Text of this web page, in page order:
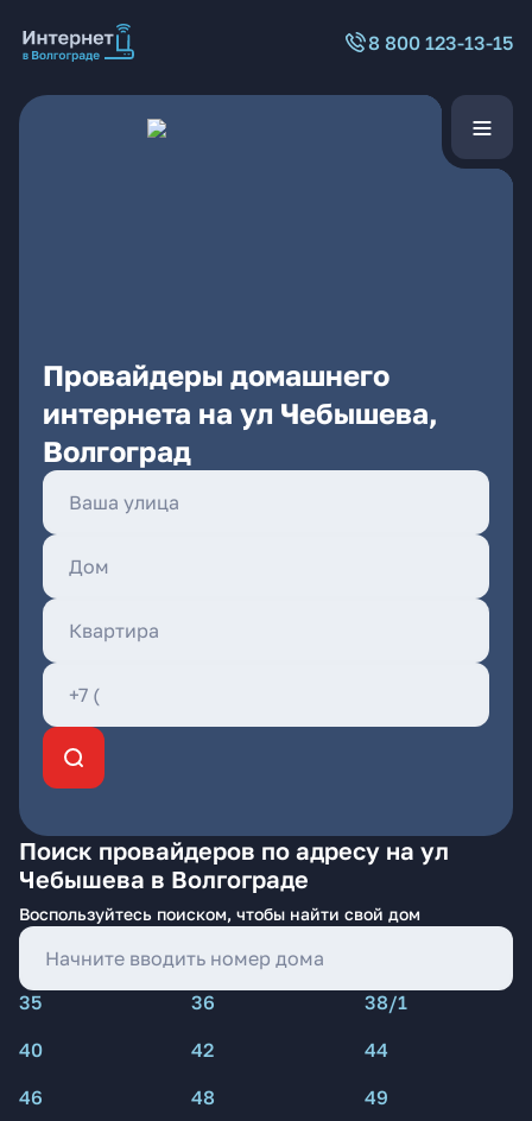
8 800 123-13-15
Провайдеры домашнего
интернета на ул Чебышева,
Волгоград
Поиск провайдеров по адресу на ул
Чебышева в Волгограде
Воспользуйтесь поиском, чтобы найти свой дом
35 36
38/1
40
42
44
46
48
49